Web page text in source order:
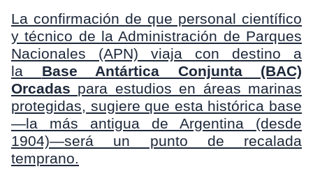
La confirmación de que personal científico
y técnico de la Administración de Parques
Nacionales (APN) viaja con destino a
la Base Antártica Conjunta (BAC)
Orcadas para estudios en áreas marinas
protegidas, sugiere que esta histórica base
—la más antigua de Argentina (desde
1904)—será un punto de recalada
temprano.